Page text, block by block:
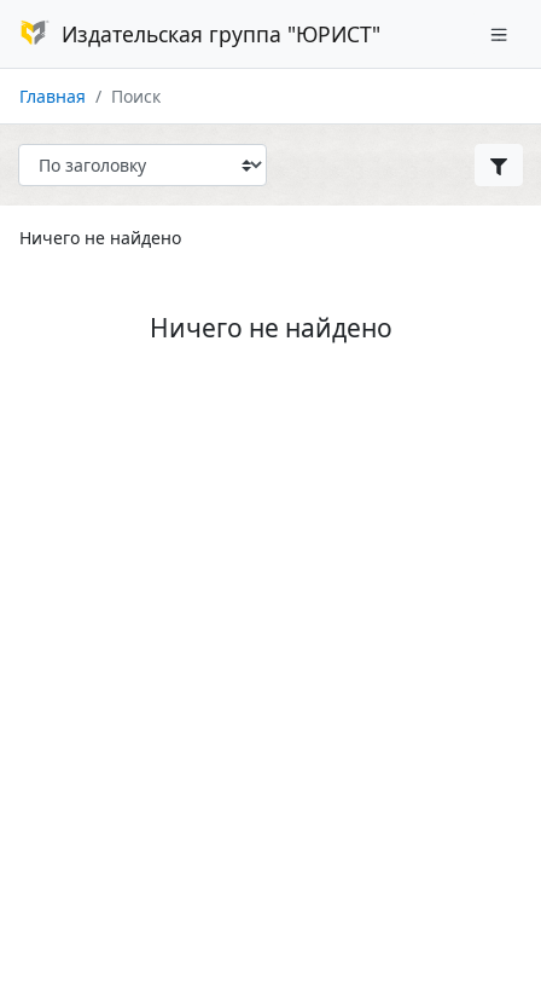
Издательская группа "ЮРИСТ"
Главная Поиск
Ничего не найдено
Ничего не найдено